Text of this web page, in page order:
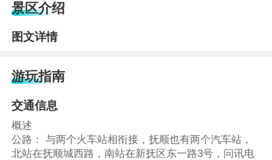
景区介绍
图文详情
游玩指南
交通信息
概述
公路： 与两个火车站相衔接，抚顺也有两个汽车站，
北站在抚顺城西路，南站在新抚区东一路3号，问讯电